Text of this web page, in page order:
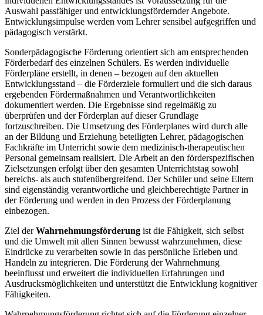
Auswahl passfähiger und entwicklungsfördernder Angebote.
Entwicklungsimpulse werden vom Lehrer sensibel aufgegriffen und
pädagogisch verstärkt.
Sonderpädagogische Förderung orientiert sich am entsprechenden
Förderbedarf des einzelnen Schülers. Es werden individuelle
Förderpläne erstellt, in denen – bezogen auf den aktuellen
Entwicklungsstand – die Förderziele formuliert und die sich daraus
ergebenden Fördermaßnahmen und Verantwortlichkeiten
dokumentiert werden. Die Ergebnisse sind regelmäßig zu
überprüfen und der Förderplan auf dieser Grundlage
fortzuschreiben. Die Umsetzung des Förderplanes wird durch alle
an der Bildung und Erziehung beteiligten Lehrer, pädagogischen
Fachkräfte im Unterricht sowie dem medizinisch-therapeutischen
Personal gemeinsam realisiert. Die Arbeit an den förderspezifischen
Zielsetzungen erfolgt über den gesamten Unterrichtstag sowohl
bereichs- als auch stufenübergreifend. Der Schüler und seine Eltern
sind eigenständig verantwortliche und gleichberechtigte Partner in
der Förderung und werden in den Prozess der Förderplanung
einbezogen.
Ziel derWahrnehmungsförderung ist die Fähigkeit, sich selbst
und die Umwelt mit allen Sinnen bewusst wahrzunehmen, diese
Eindrücke zu verarbeiten sowie in das persönliche Erleben und
Handeln zu integrieren. Die Förderung der Wahrnehmung
beeinflusst und erweitert die individuellen Erfahrungen und
Ausdrucksmöglichkeiten und unterstützt die Entwicklung kognitiver
Fähigkeiten.